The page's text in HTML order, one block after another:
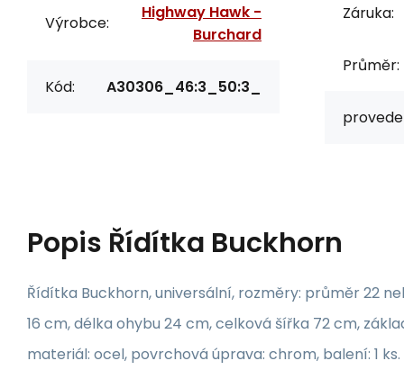
Výrobce:
Highway Hawk -
Burchard
Kód: A30306_46:3_50:3_
Záruka:
Průměr:
Popis Řídítka Buckhorn
Řídítka Buckhorn, universální, rozměry: průměr 22
16 cm, délka ohybu 24 cm, celková šířka 72 cm,
materiál: ocel, povrchová úprava: chrom, balení: 1